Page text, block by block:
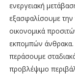
ενεργειακή
εξασφαλίσουμε
οικονομικά
εκπομπών άνθρακα.
περάσουμε
προβλέψιμο